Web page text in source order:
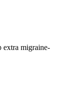
extra migraine-